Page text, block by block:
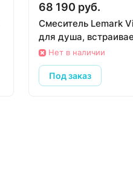
68 190 руб.
Смеситель Lemark
для душа,
Нет в наличии
Под заказ